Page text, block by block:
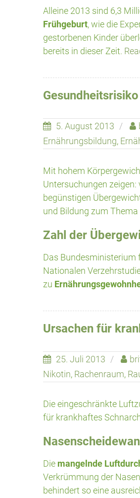
Alleine 2013 sind 6,3
Frühgeburt, wie die
gestorbenen Kinder
bereits in dieser Zeit.
5. August 2013
Ernährungsbildung,
Mit hohem
Untersuchungen zeigen:
begünstigen
und Bildung zum Thema
Zahl der
Das Bundesministerium
Nationalen
zu
Ursachen für
25. Juli 2013
Nikotin, Rachenraum,
Die eingeschränkte
für krankhaftes
Die mangelnde
Verkrümmung der
behindert so eine